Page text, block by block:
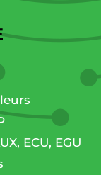
ECU, EGU